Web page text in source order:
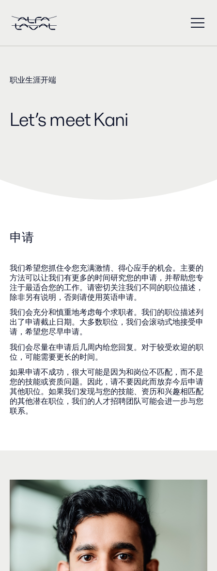
职业生涯开端
Let’s meet Kani
申请
我们希望您抓住令您充满激情、得心应手的机会。主要的
方法可以让我们有更多的时间研究您的申请，并帮助您专
注于最适合您的工作。请密切关注我们不同的职位描述，
除非另有说明，否则请使用英语申请。
我们会充分和慎重地考虑每个求职者。我们的职位描述列
出了申请截止日期。大多数职位，我们会滚动式地接受申
请，希望您尽早申请。
我们会尽量在申请后几周内给您回复。对于较受欢迎的职
位，可能需要更长的时间。
如果申请不成功，很大可能是因为和岗位不匹配，而不是
您的技能或资质问题。因此，请不要因此而放弃今后申请
其他职位。如果我们发现与您的技能、资历和兴趣相匹配
的其他潜在职位，我们的人才招聘团队可能会进一步与您
联系。